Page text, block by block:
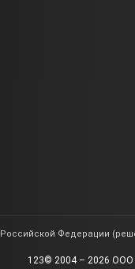
Российской Федерации
123© 2004 – 2026